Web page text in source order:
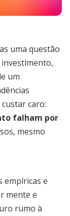
uma questão
investimento,
um
caro:
falham por
mesmo
empíricas e
mente e
rumo à